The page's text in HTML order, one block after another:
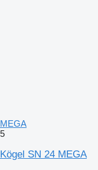
MEGA
5
Kögel SN 24 MEGA